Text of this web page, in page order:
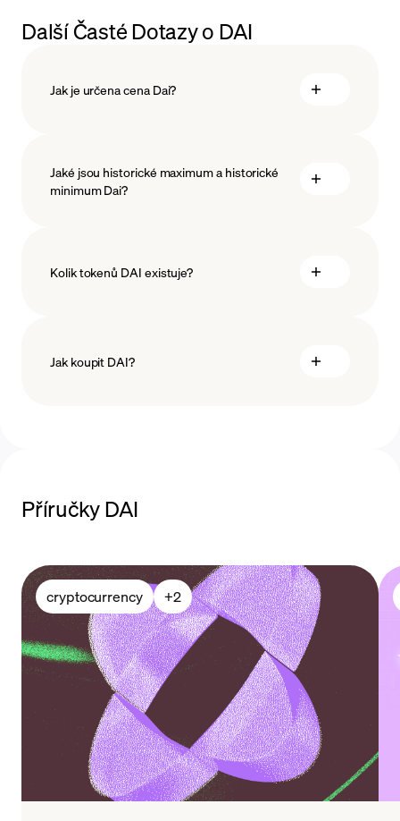
Další Časté Dotazy o DAI
Jak je určena cena Dai?
Jaké jsou historické maximum a historické
minimum Dai?
Kolik tokenů DAI existuje?
Jak koupit DAI?
metody
Příručky DAI
cryptocurrency +2